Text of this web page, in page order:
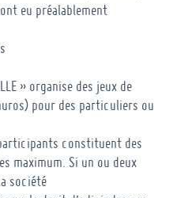
eu préalablement
» organise des jeux de
pour des particuliers ou
constituent des
maximum. Si un ou deux
société